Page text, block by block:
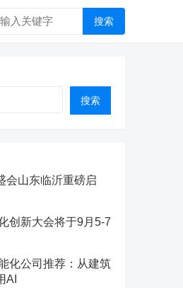
搜索
搜索
会山东临沂重磅启
创新大会将于9月5-7
化公司推荐：从建筑
AI